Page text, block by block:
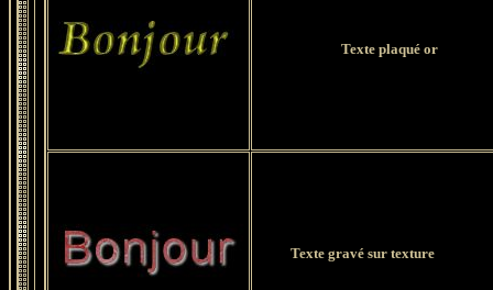
Texte plaqué or
Texte gravé sur texture